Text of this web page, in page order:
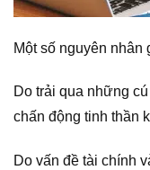
Một số nguyên nhân
Do trải qua những
chấn động tinh thần
Do vấn đề tài chính